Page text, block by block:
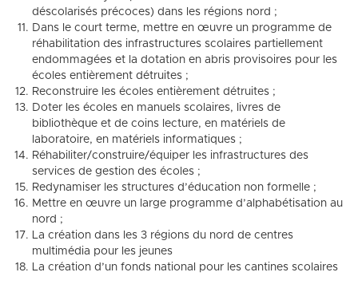
déscolarisés précoces) dans les régions nord ;
Dans le court terme, mettre en œuvre un programme de
réhabilitation des infrastructures scolaires partiellement
endommagées et la dotation en abris provisoires pour les
écoles entièrement détruites ;
Reconstruire les écoles entièrement détruites ;
Doter les écoles en manuels scolaires, livres de
bibliothèque et de coins lecture, en matériels de
laboratoire, en matériels informatiques ;
Réhabiliter/construire/équiper les infrastructures des
services de gestion des écoles ;
Redynamiser les structures d’éducation non formelle ;
Mettre en œuvre un large programme d’alphabétisation au
nord ;
La création dans les 3 régions du nord de centres
multimédia pour les jeunes
La création d’un fonds national pour les cantines scolaires